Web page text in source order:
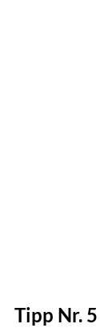
Tipp Nr. 5